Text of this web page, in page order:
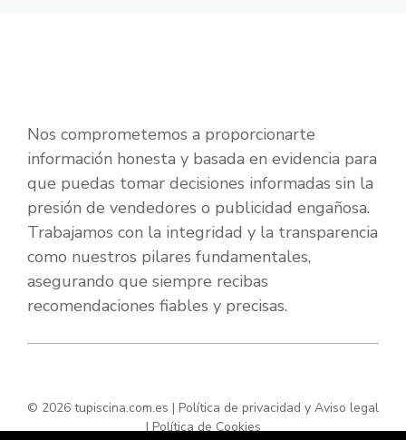
Nos comprometemos a proporcionarte
información honesta y basada en evidencia para
que puedas tomar decisiones informadas sin la
presión de vendedores o publicidad engañosa.
Trabajamos con la integridad y la transparencia
como nuestros pilares fundamentales,
asegurando que siempre recibas
recomendaciones fiables y precisas.
© 2026 tupiscina.com.es | Política de privacidad y Aviso legal
|Política de Cookies